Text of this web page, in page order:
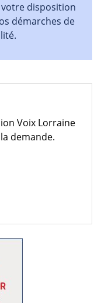
votre disposition
démarches de
Voix Lorraine
demande.